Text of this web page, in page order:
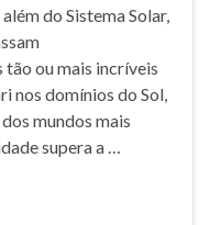
do Sistema Solar,
ou mais incríveis
nos domínios do Sol,
mundos mais
supera a …